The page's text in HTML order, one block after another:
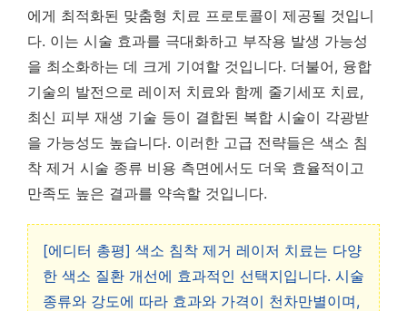
에게 최적화된 맞춤형 치료 프로토콜이 제공될 것입니
다. 이는 시술 효과를 극대화하고 부작용 발생 가능성
을 최소화하는 데 크게 기여할 것입니다. 더불어, 융합
기술의 발전으로 레이저 치료와 함께 줄기세포 치료,
최신 피부 재생 기술 등이 결합된 복합 시술이 각광받
을 가능성도 높습니다. 이러한 고급 전략들은 색소 침
착 제거 시술 종류 비용 측면에서도 더욱 효율적이고
만족도 높은 결과를 약속할 것입니다.
[에디터 총평] 색소 침착 제거 레이저 치료는 다양
한 색소 질환 개선에 효과적인 선택지입니다. 시술
종류와 강도에 따라 효과와 가격이 천차만별이며,